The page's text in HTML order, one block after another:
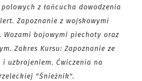
z łańcucha dowodzenia
Zapoznanie z wojskowymi
bojowymi piechoty oraz
Zakres Kursu: Zapoznanie ze
uzbrojeniem. Ćwiczenia na
"Śnieżnik".